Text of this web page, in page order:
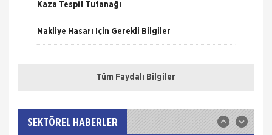
Kaza Tespit Tutanağı
Nakliye Hasarı İçin Gerekli Bilgiler
Yangın Hasarı ile ilgili Bilgiler
Tüm Faydalı Bilgiler
SEKTÖREL HABERLER
İSADER; Sigorta Acenteleri Poliçe
Kesemez Hale Geldi
İskenderun Sigorta Acenteleri Derneği (İSADER)
Başkanı Yasin Keleş, zorunlu trafik sigortası
Ekrem Demirtaş, düzenledikleri 'Sigorta Sektörü
Geleceğini Arıyor' arama konferansı ile sektöre yol